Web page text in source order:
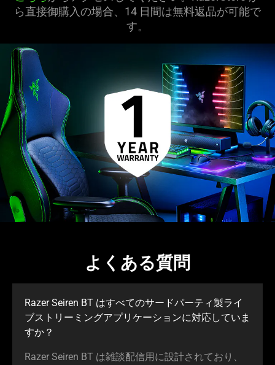
ら直接御購入の場合、14 日間は無料返品が可能で
す。
よくある質問
Razer Seiren BT はすべてのサードパーティ製ライ
ブストリーミングアプリケーションに対応していま
すか？
Razer Seiren BT は雑談配信用に設計されており、